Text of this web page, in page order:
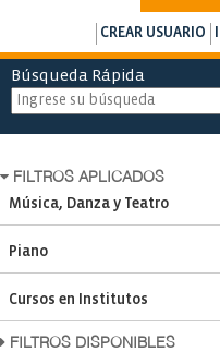
CREAR USUARIO
Búsqueda Rápida
FILTROS APLICADOS
Música, Danza y Teatro
Piano
Cursos en Institutos
FILTROS DISPONIBLES